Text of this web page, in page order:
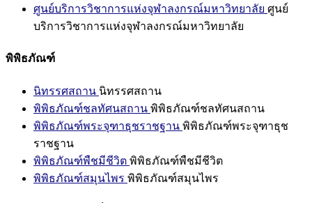
ศูนย์บริการวิชาการแห่งจุฬาลงกรณ์มหาวิทยาลัย ศูนย์
บริการวิชาการแห่งจุฬาลงกรณ์มหาวิทยาลัย
พิพิธภัณฑ์
นิทรรศสถาน นิทรรศสถาน
พิพิธภัณฑ์ชลทัศนสถาน พิพิธภัณฑ์ชลทัศนสถาน
พิพิธภัณฑ์พระจุฑาธุชราชฐาน พิพิธภัณฑ์พระจุฑาธุช
ราชฐาน
พิพิธภัณฑ์พืชมีชีวิต พิพิธภัณฑ์พืชมีชีวิต
พิพิธภัณฑ์สมุนไพร พิพิธภัณฑ์สมุนไพร